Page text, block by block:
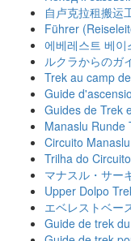
自卢克拉租搬运
Führer
에베레스트 베
ルクラからのガ
Trek au camp
Guide
Guides de Trek
Manaslu Runde
Circuito
Trilha do
マナスル・サー
Upper Dolpo
エベレストベー
Guide de trek